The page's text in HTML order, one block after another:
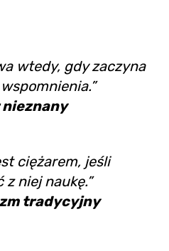
wtedy, gdy zaczyna
ciężarem, jeśli
niej naukę.”
tradycyjny